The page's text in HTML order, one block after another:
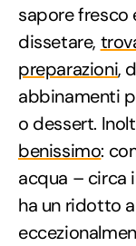
sapore fresco
dissetare,
preparazioni,
abbinamenti
o dessert.
benissimo:
acqua – circa
ha un ridotto